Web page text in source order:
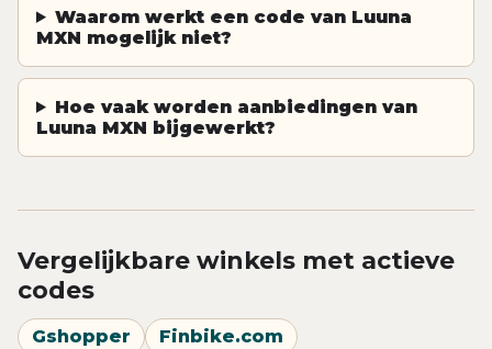
Waarom werkt een code van Luuna
MXN mogelijk niet?
Hoe vaak worden aanbiedingen van
Luuna MXN bijgewerkt?
Vergelijkbare winkels met actieve
codes
Gshopper
Finbike.com